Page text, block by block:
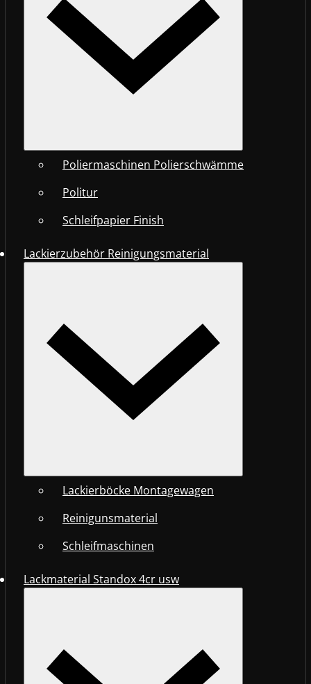
Poliermaschinen Polierschwämme
Politur
Schleifpapier Finish
Lackierzubehör Reinigungsmaterial
Lackierböcke Montagewagen
Reinigunsmaterial
Schleifmaschinen
Lackmaterial Standox 4cr usw